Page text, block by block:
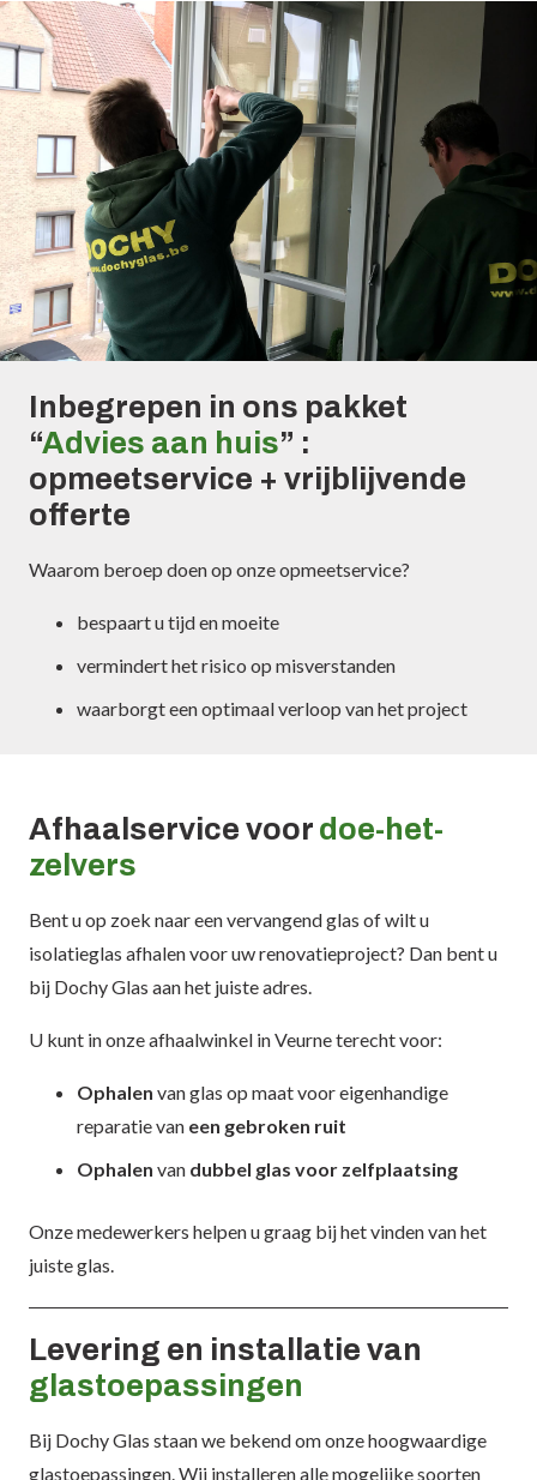
Inbegrepen in ons pakket
“Advies aan huis” :
opmeetservice + vrijblijvende
offerte
Waarom beroep doen op onze opmeetservice?
bespaart u tijd en moeite
vermindert het risico op misverstanden
waarborgt een optimaal verloop van het project
Afhaalservice voor doe-het-
zelvers
Bent u op zoek naar een vervangend glas of wilt u
isolatieglas afhalen voor uw renovatieproject? Dan bent u
bij Dochy Glas aan het juiste adres.
U kunt in onze afhaalwinkel in Veurne terecht voor:
Ophalen van glas op maat voor eigenhandige
reparatie van een gebroken ruit
Ophalen van dubbel glas voor zelfplaatsing
Onze medewerkers helpen u graag bij het vinden van het
juiste glas.
Levering en installatie van
glastoepassingen
Bij Dochy Glas staan we bekend om onze hoogwaardige
glastoepassingen. Wij installeren alle mogelijke soorten